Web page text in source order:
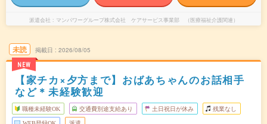
派遣会社 マンパワーグループ株式会社 ケアサービス事業部 （医療福祉介護関連）
未読
NEW
掲載日 2026/08/05
【家チカ×夕方まで】おばあちゃんのお話相手
など＊未経験歓迎
職種未経験OK 交通費別途支給あり 土日祝日が休み 残業なし
WEB登録OK 派遣